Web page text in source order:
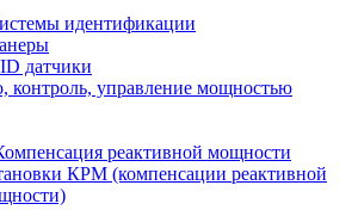
идентификации
датчики
контроль, управление мощностью
реактивной мощности
КРМ (компенсации реактивной